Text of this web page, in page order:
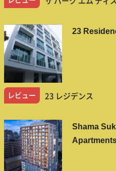
23
レビュー 23 レジデンス
Shama